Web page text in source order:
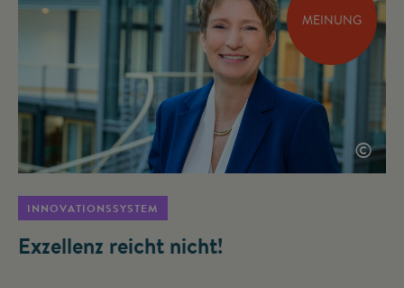
MEINUNG
©
INNOVATIONSSYSTEM
Exzellenz reicht nicht!